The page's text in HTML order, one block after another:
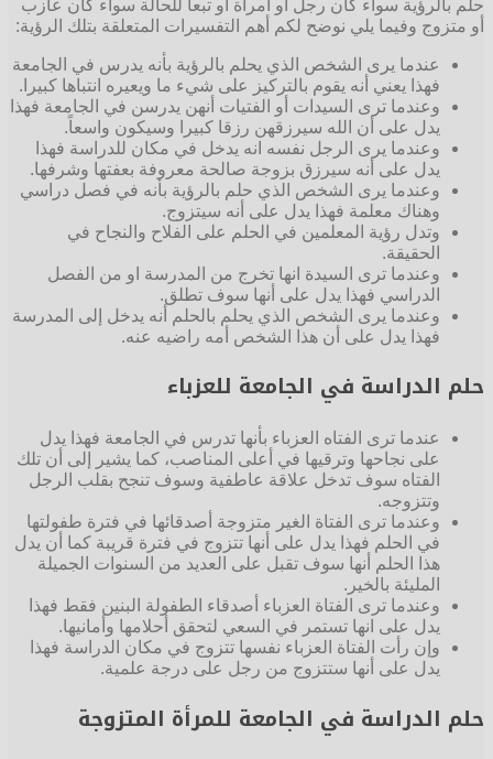
حلم بالرؤية سواء كان رجل أو امرأة أو تبعا للحالة سواء كان عازب
أو متزوج وفيما يلي نوضح لكم أهم التفسيرات المتعلقة بتلك الرؤية:
عندما يرى الشخص الذي يحلم بالرؤية بأنه يدرس في الجامعة
فهذا يعني أنه يقوم بالتركيز على شيء ما ويعيره انتباها كبيرا.
وعندما ترى السيدات أو الفتيات أنهن يدرسن في الجامعة فهذا
يدل على أن الله سيرزقهن رزقا كبيرا وسيكون واسعاً.
وعندما يرى الرجل نفسه انه يدخل في مكان للدراسة فهذا
يدل على أنه سيرزق بزوجة صالحة معروفة بعفتها وشرفها.
وعندما يرى الشخص الذي حلم بالرؤية بأنه في فصل دراسي
وهناك معلمة فهذا يدل على أنه سيتزوج.
وتدل رؤية المعلمين في الحلم على الفلاح والنجاح في
الحقيقة.
وعندما ترى السيدة انها تخرج من المدرسة او من الفصل
الدراسي فهذا يدل على أنها سوف تطلق.
وعندما يرى الشخص الذي يحلم بالحلم أنه يدخل إلى المدرسة
فهذا يدل على أن هذا الشخص أمه راضيه عنه.
حلم الدراسة في الجامعة للعزباء
عندما ترى الفتاه العزباء بأنها تدرس في الجامعة فهذا يدل
على نجاحها وترقيها في أعلى المناصب، كما يشير إلى أن تلك
الفتاه سوف تدخل علاقة عاطفية وسوف تنجح بقلب الرجل
وتتزوجه.
وعندما ترى الفتاة الغير متزوجة أصدقائها في فترة طفولتها
في الحلم فهذا يدل على أنها تتزوج في فترة قريبة كما أن يدل
هذا الحلم أنها سوف تقبل على العديد من السنوات الجميلة
المليئة بالخير.
وعندما ترى الفتاة العزباء أصدقاء الطفولة البنين فقط فهذا
يدل على انها تستمر في السعي لتحقق أحلامها وأمانيها.
وإن رأت الفتاة العزباء نفسها تتزوج في مكان الدراسة فهذا
يدل على أنها ستتزوج من رجل على درجة علمية.
حلم الدراسة في الجامعة للمرأة المتزوجة